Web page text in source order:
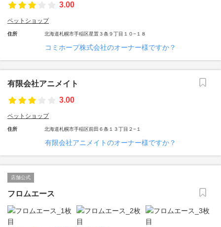
3.00
ペットショップ
住所 北海道札幌市手稲区星置３条９丁目１０−１８
コミホープ株式会社のオーナー様ですか？
有限会社アニメイト
3.00
ペットショップ
住所 北海道札幌市手稲区前田６条１３丁目２−１
有限会社アニメイトのオーナー様ですか？
店舗公式
フロムエース